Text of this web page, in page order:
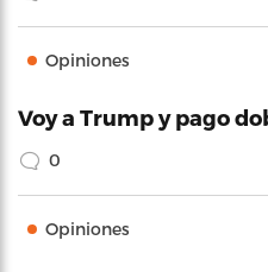
Opiniones
Voy a Trump y pago
0
Opiniones